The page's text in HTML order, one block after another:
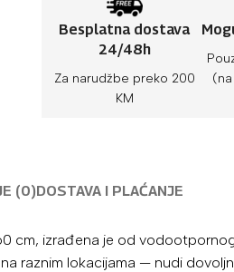
Besplatna dostava
24/48h
Za narudžbe preko 200
KM
(0)DOSTAVA I PLAĆANJE
cm, izrađena je od
raznim lokacijama — nudi